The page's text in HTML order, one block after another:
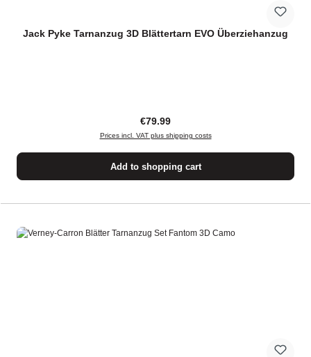
Jack Pyke Tarnanzug 3D Blättertarn EVO Überziehanzug
Regular price:
€79.99
Prices incl. VAT plus shipping costs
Add to shopping cart